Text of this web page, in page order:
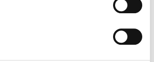
also bought